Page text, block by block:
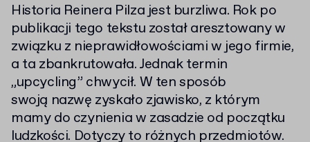
Historia Reinera Pilza jest burzliwa. Rok po
publikacji tego tekstu został aresztowany w
związku z nieprawidłowościami w jego firmie,
a ta zbankrutowała. Jednak termin
„upcycling” chwycił. W ten sposób
swoją nazwę zyskało zjawisko, z którym
mamy do czynienia w zasadzie od początku
ludzkości. Dotyczy to różnych przedmiotów.